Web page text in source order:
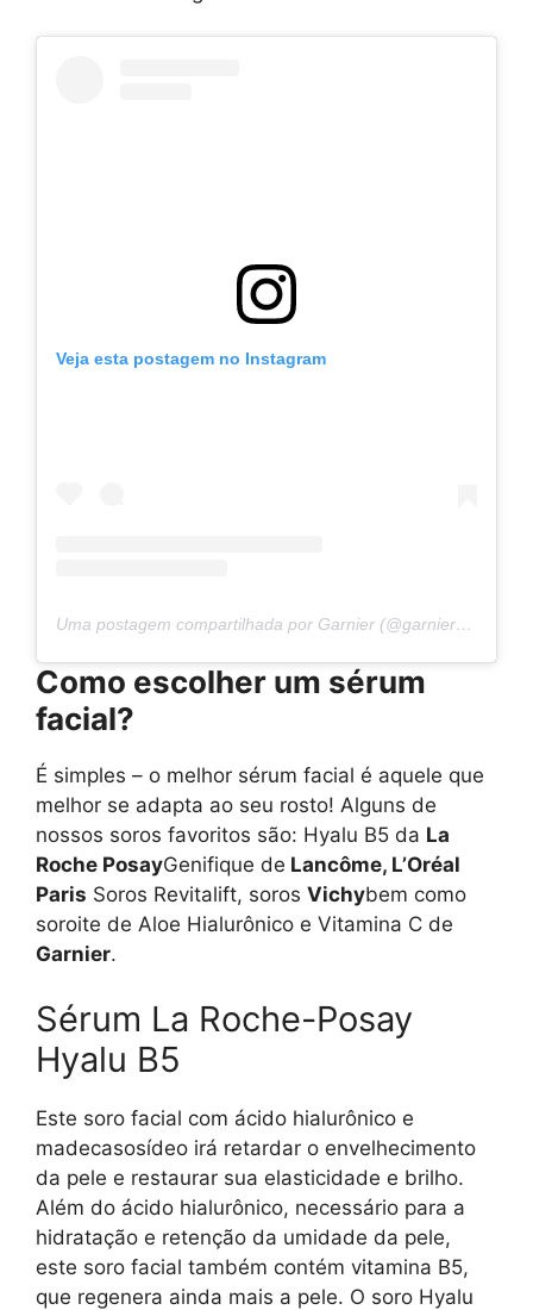
Veja esta postagem no Instagram
Uma postagem compartilhada por Garnier (@garnier_bg)
Como escolher um sérum
facial?
É simples – o melhor sérum facial é aquele que
melhor se adapta ao seu rosto! Alguns de
nossos soros favoritos são: Hyalu B5 da La
Roche PosayGenifique de Lancôme, L’Oréal
Paris Soros Revitalift, soros Vichybem como
soroite de Aloe Hialurônico e Vitamina C de
Garnier.
Sérum La Roche-Posay
Hyalu B5
Este soro facial com ácido hialurônico e
madecasosídeo irá retardar o envelhecimento
da pele e restaurar sua elasticidade e brilho.
Além do ácido hialurônico, necessário para a
hidratação e retenção da umidade da pele,
este soro facial também contém vitamina B5,
que regenera ainda mais a pele. O soro Hyalu